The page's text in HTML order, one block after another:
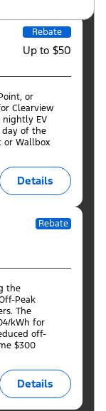
Rebate
Up to $50
or
Clearview
nightly EV
day of the
or Wallbox
Details
Rebate
the
Peak
The
kWh for
off-
$300
Details